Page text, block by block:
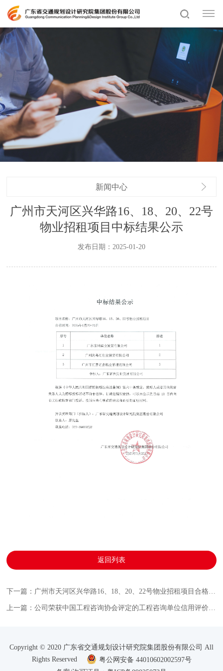
新闻中心
广州市天河区兴华路16、18、20、22号
物业招租项目中标结果公示
发布日期：2025-01-20
返回列表
Copyright © 2020 广东省交通规划设计研究院集团股份有限公司 All
Rights Reserved
粤公网安备 44010602002597号